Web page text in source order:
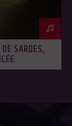
SARDES,